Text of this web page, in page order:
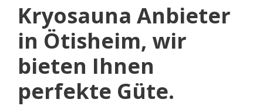
Kryosauna Anbieter
in Ötisheim, wir
bieten Ihnen
perfekte Güte.